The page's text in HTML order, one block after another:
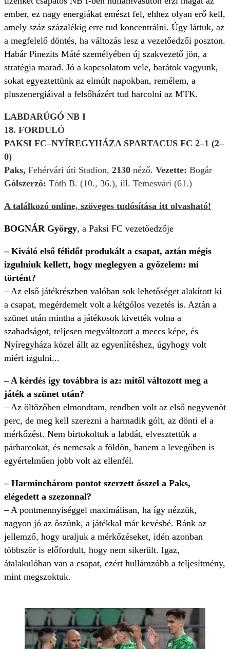
ember, ez nagy energiákat emészt fel, ehhez olyan erő kell,
amely száz százalékig erre tud koncentrálni. Úgy láttuk, az
a megfelelő döntés, ha változás lesz a vezetőedzői poszton.
Habár Pinezits Máté személyében új szakvezető jön, a
stratégia marad. Jó a kapcsolatom vele, barátok vagyunk,
sokat egyeztettünk az elmúlt napokban, remélem, a
pluszenergiáival a felsőházért tud harcolni az MTK.
LABDARÚGÓ NB I
18. FORDULÓ
PAKSI FC–NYÍREGYHÁZA SPARTACUS FC 2–1 (2–
0)
Paks, Fehérvári úti Stadion, 2130 néző. Vezette: Bogár
Gólszerző: Tóth B. (10., 36.), ill. Temesvári (61.)
A találkozó online, szöveges tudósítása itt olvasható!
BOGNÁR György, a Paksi FC vezetőedzője
– Kiváló első félidőt produkált a csapat, aztán mégis
izgulniuk kellett, hogy meglegyen a győzelem: mi
történt?
– Az első játékrészben valóban sok lehetőséget alakított ki
a csapat, megérdemelt volt a kétgólos vezetés is. Aztán a
szünet után mintha a játékosok kivették volna a
szabadságot, teljesen megváltozott a meccs képe, és
Nyíregyháza közel állt az egyenlítéshez, úgyhogy volt
miért izgulni...
– A kérdés így továbbra is az: mitől változott meg a
játék a szünet után?
– Az öltözőben elmondtam, rendben volt az első negyvenöt
perc, de meg kell szerezni a harmadik gólt, az dönti el a
mérkőzést. Nem birtokoltuk a labdát, elvesztettük a
párharcokat, és nemcsak a földön, hanem a levegőben is
egyértelműen jobb volt az ellenfél.
– Harminchárom pontot szerzett ősszel a Paks,
elégedett a szezonnal?
– A pontmennyiséggel maximálisan, ha így nézzük,
nagyon jó az őszünk, a játékkal már kevésbé. Ránk az
jellemző, hogy uraljuk a mérkőzéseket, idén azonban
többször is előfordult, hogy nem sikerült. Igaz,
átalakulóban van a csapat, ezért hullámzóbb a teljesítmény,
mint megszoktuk.